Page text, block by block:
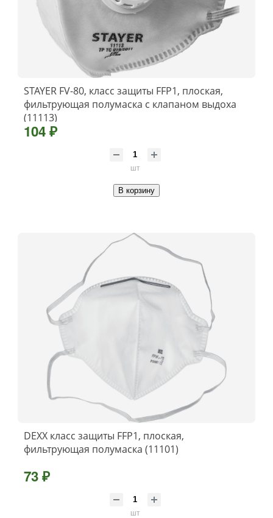
STAYER FV-80, класс защиты FFP1, плоская,
фильтрующая полумаска с клапаном выдоха
(11113)
104 ₽
шт
В корзину
DEXX класс защиты FFP1, плоская,
фильтрующая полумаска (11101)
73 ₽
шт